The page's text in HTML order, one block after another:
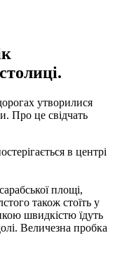
утворилися
Про це свідчать
в центрі
площі,
також стоїть у
швидкістю їдуть
Величезна пробка